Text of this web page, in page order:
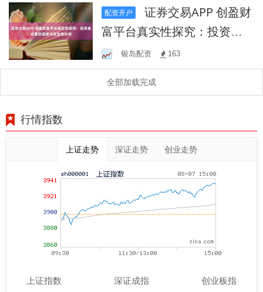
配资开户
证券交易APP 创盈财
富平台真实性探究：投资者
必看的信誉与安全性分析
银岛配资 163
全部加载完成
行情指数
上证走势 深证走势 创业走势
上证指数 深证成指 创业板指